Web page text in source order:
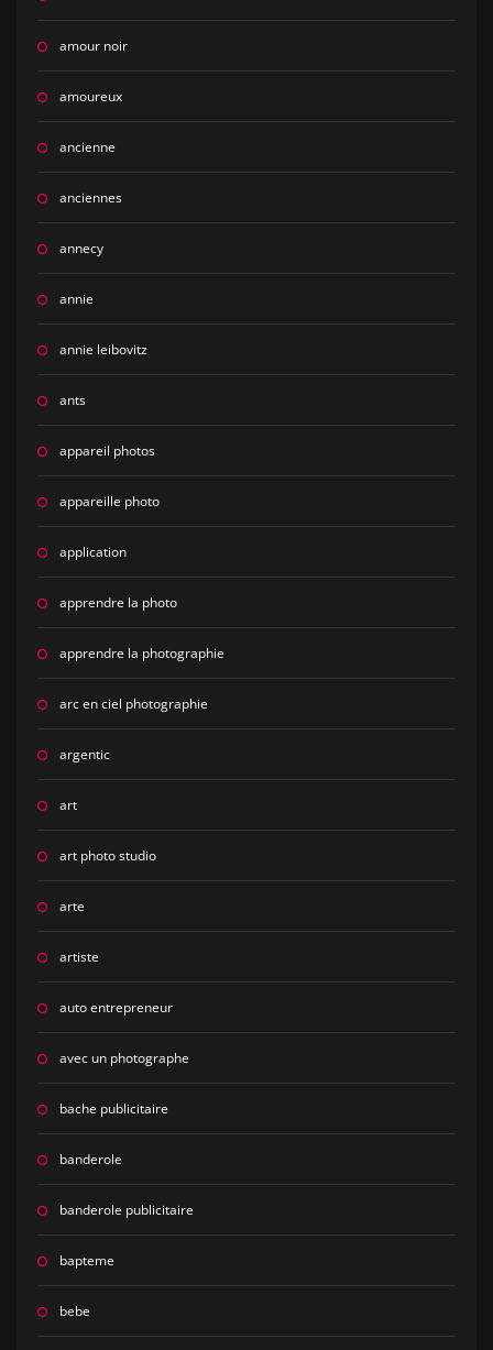
amour noir
amoureux
ancienne
anciennes
annecy
annie
annie leibovitz
ants
appareil photos
appareille photo
application
apprendre la photo
apprendre la photographie
arc en ciel photographie
argentic
art
art photo studio
arte
artiste
auto entrepreneur
avec un photographe
bache publicitaire
banderole
banderole publicitaire
bapteme
bebe